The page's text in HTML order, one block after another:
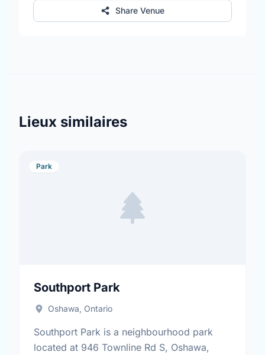
Share Venue
Lieux similaires
Park
Southport Park
Oshawa, Ontario
Southport Park is a neighbourhood park
located at 946 Townline Rd S, Oshawa,